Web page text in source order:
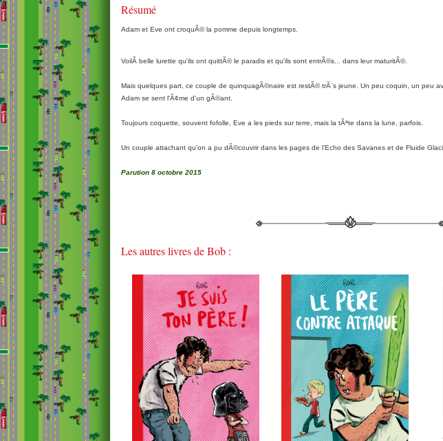
Résumé
Adam et Eve ont croquÃ© la pomme depuis longtemps.
VoilÃ belle lurette qu'ils ont quittÃ© le paradis et qu'ils sont entrÃ©s... dans leur maturitÃ©.
Mais quelques part, ce couple de quinquagÃ©naire est restÃ© trÃ¨s jeune. Un peu coquin, un peu
Adam se sent l'Ã¢me d'un gÃ©ant.
Toujours coquette, souvent fofolle, Eve a les pieds sur terre, mais la tÃªte dans la lune, parfois.
Un couple attachant qu'on a pu dÃ©couvrir dans les pages de l'Echo des Savanes et de Fluide
Parution 8 octobre 2015
Les autres livres de Bob :